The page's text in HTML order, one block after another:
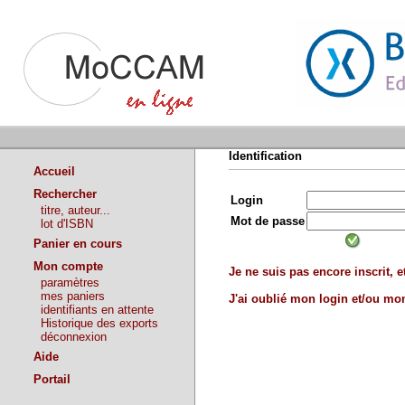
Accueil
Rechercher
titre, auteur...
lot d'ISBN
Panier en cours
Mon compte
paramètres
mes paniers
identifiants en attente
Historique des exports
déconnexion
Aide
Portail
Identification
Login
Mot de passe
Je ne suis pas encore inscrit,
J'ai oublié mon login et/ou